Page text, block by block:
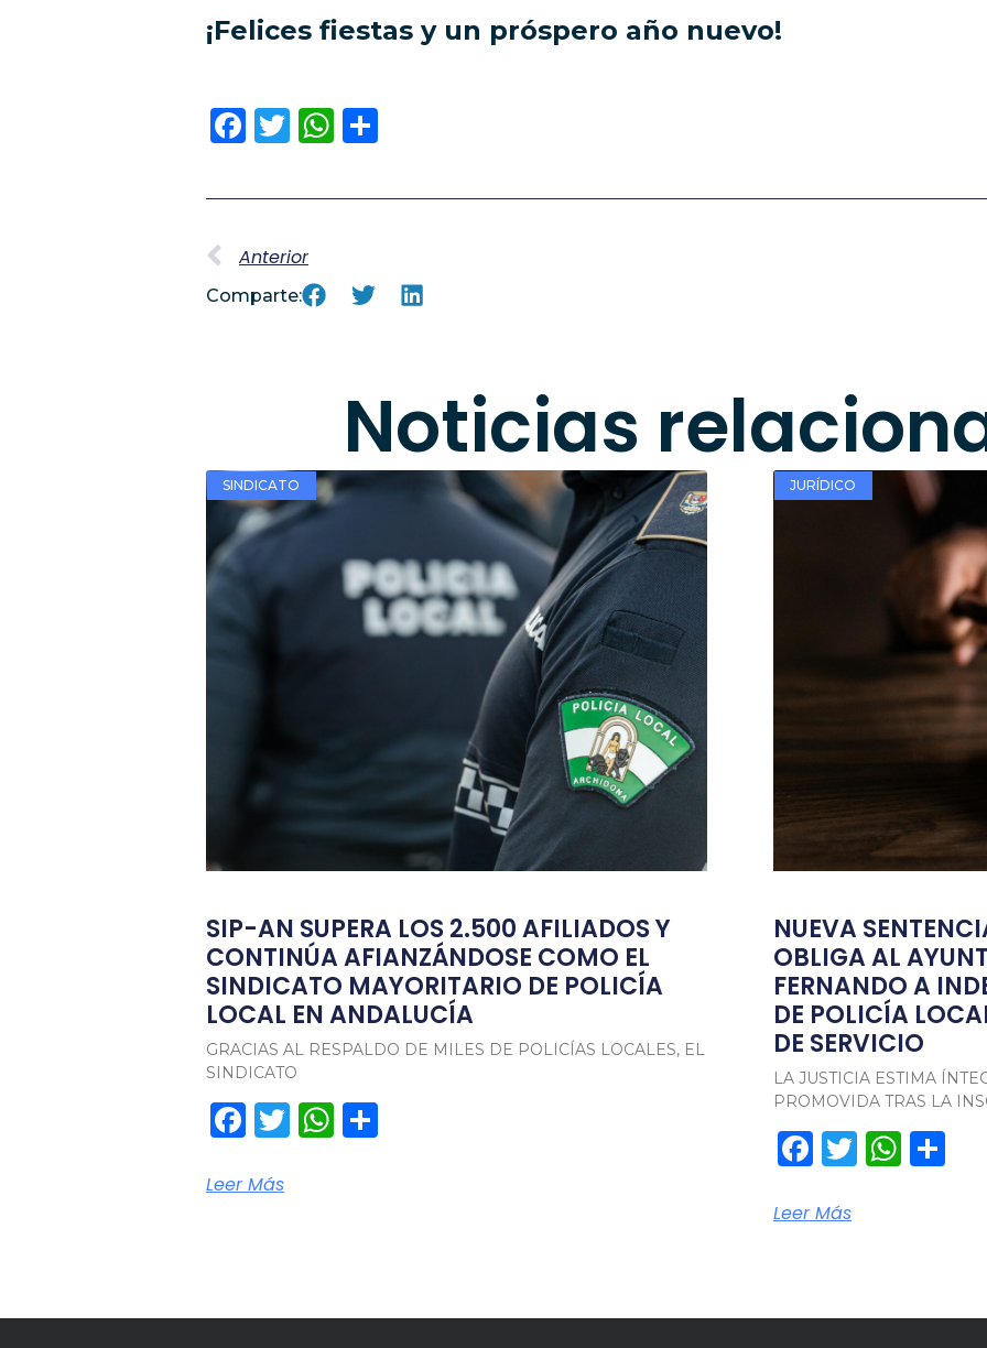
¡Felices fiestas y un próspero año nuevo!
Facebook
Twitter
WhatsApp
Anterior
Comparte:
Noticias
SINDICATO
SIP-AN SUPERA LOS 2.500 AFILIADOS Y
CONTINÚA AFIANZÁNDOSE COMO EL
SINDICATO MAYORITARIO DE POLICÍA
LOCAL EN ANDALUCÍA
GRACIAS AL RESPALDO DE MILES DE POLICÍAS LOCALES, EL
SINDICATO
Facebook
TwitterWhatsApp
Leer Más
JURÍDICO
NUEVA
OBLIGA AL
FERNANDO A
DE POLICÍA
DE SERVICIO
LA JUSTICIA ESTIMA
PROMOVIDA TRAS LA
Facebook
Twitter
Leer Más